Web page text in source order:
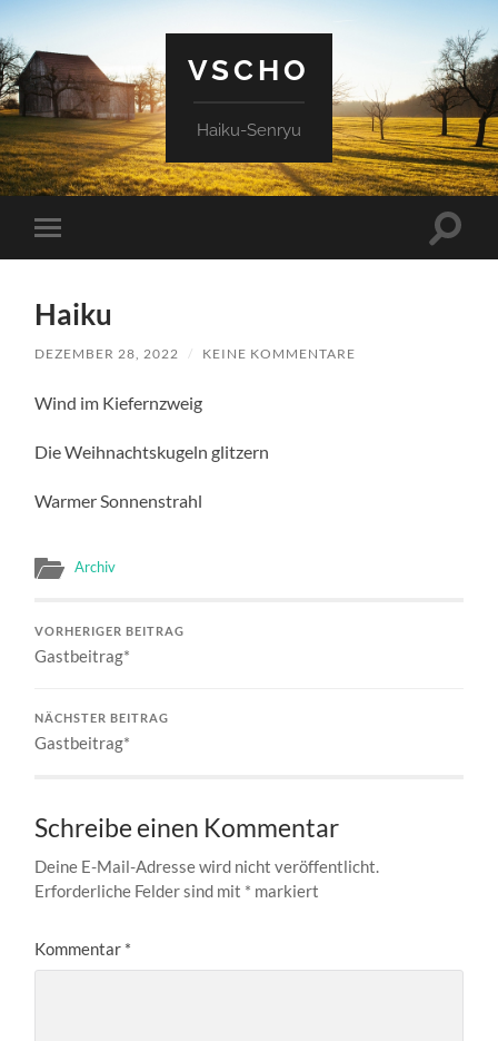
VSCHO
Haiku-Senryu
Mobile-
Menü
Haiku
DEZEMBER 28, 2022 / KEINE KOMMENTARE
Wind im Kiefernzweig
Die Weihnachtskugeln glitzern
Warmer Sonnenstrahl
Archiv
VORHERIGER BEITRAG
Gastbeitrag*
NÄCHSTER BEITRAG
Gastbeitrag*
Schreibe einen Kommentar
Deine E-Mail-Adresse wird nicht veröffentlicht.
Erforderliche Felder sind mit * markiert
Kommentar *